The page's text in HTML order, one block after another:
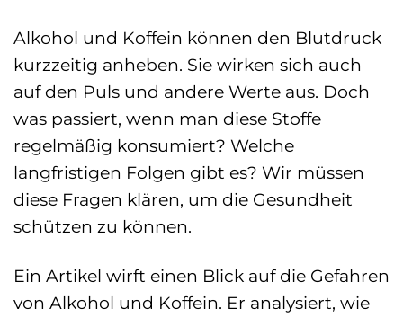
Alkohol und Koffein können den Blutdruck
kurzzeitig anheben. Sie wirken sich auch
auf den Puls und andere Werte aus. Doch
was passiert, wenn man diese Stoffe
regelmäßig konsumiert? Welche
langfristigen Folgen gibt es? Wir müssen
diese Fragen klären, um die Gesundheit
schützen zu können.
Ein Artikel wirft einen Blick auf die Gefahren
von Alkohol und Koffein. Er analysiert, wie